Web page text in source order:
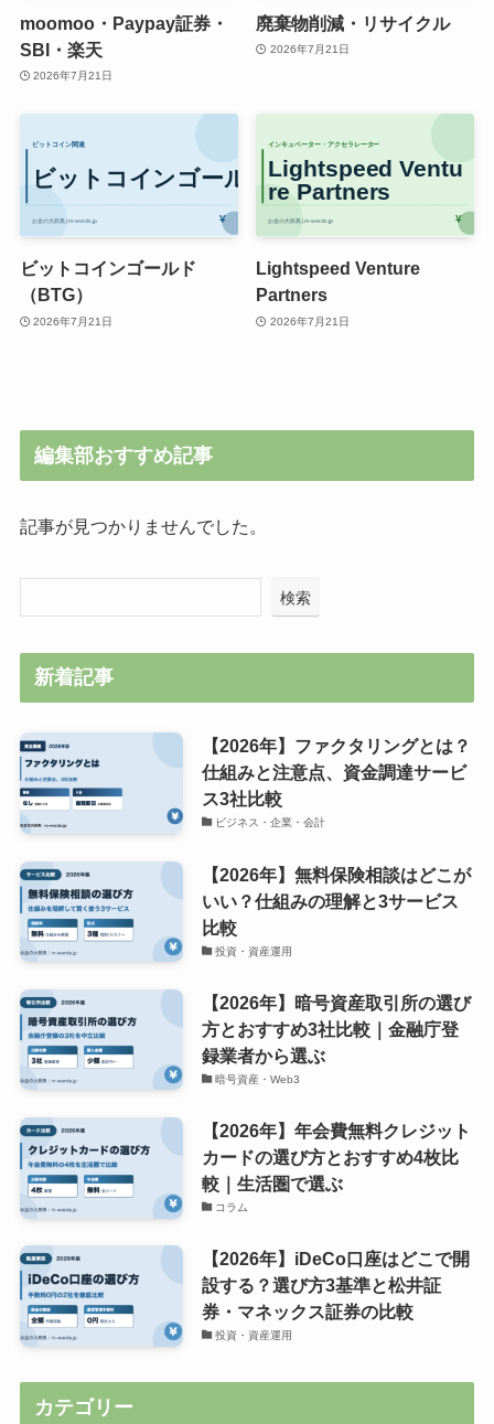
moomoo・Paypay証券・
SBI・楽天
2026年7月21日
廃棄物削減・リサイクル
2026年7月21日
ビットコインゴールド
（BTG）
2026年7月21日
Lightspeed Venture
Partners
2026年7月21日
編集部おすすめ記事
記事が見つかりませんでした。
検索
新着記事
【2026年】ファクタリングとは？
仕組みと注意点、資金調達サービ
ス3社比較
ビジネス・企業・会計
【2026年】無料保険相談はどこが
いい？仕組みの理解と3サービス
比較
投資・資産運用
【2026年】暗号資産取引所の選び
方とおすすめ3社比較｜金融庁登
録業者から選ぶ
暗号資産・Web3
【2026年】年会費無料クレジット
カードの選び方とおすすめ4枚比
較｜生活圏で選ぶ
コラム
【2026年】iDeCo口座はどこで開
設する？選び方3基準と松井証
券・マネックス証券の比較
投資・資産運用
カテゴリー